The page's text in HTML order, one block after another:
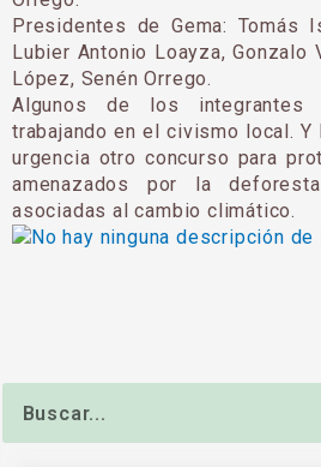
Presidentes de Gema: Tomás
Lubier Antonio Loayza, Gonzalo
López, Senén Orrego.
Algunos de los integrantes
trabajando en el civismo local.
urgencia otro concurso para
amenazados por la
asociadas al cambio climático.